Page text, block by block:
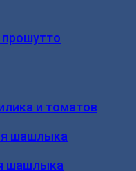
прошутто
и томатов
шашлыка
шашлыка